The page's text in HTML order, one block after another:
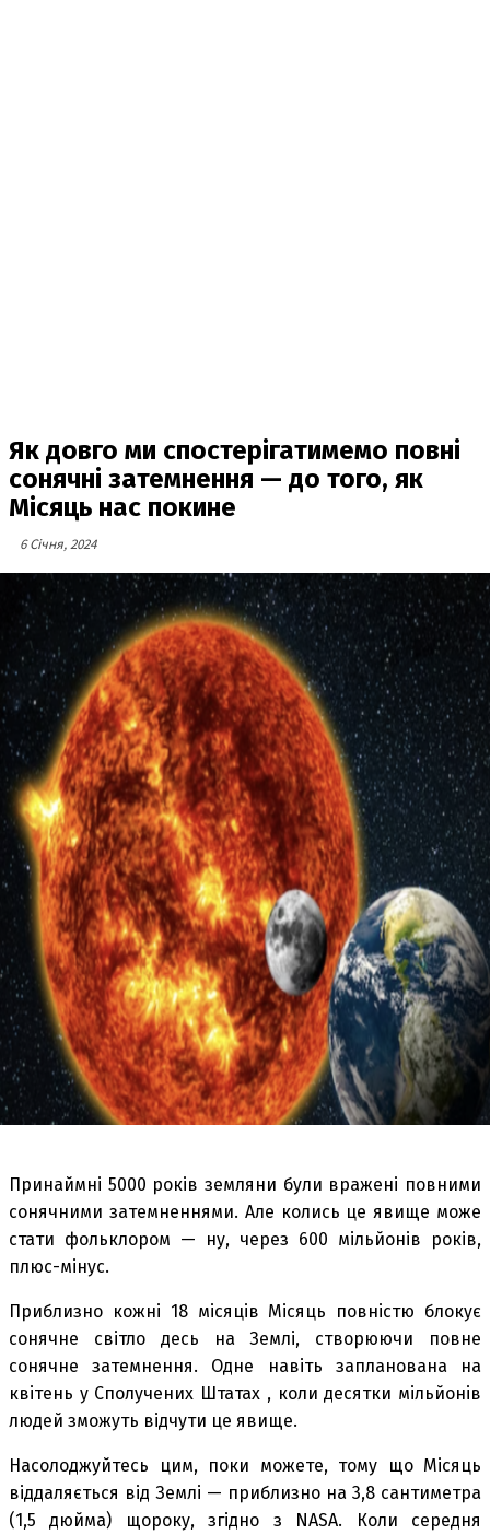
Як довго ми спостерігатимемо повні
сонячні затемнення — до того, як
Місяць нас покине
6 Січня, 2024
Принаймні 5000 років земляни були вражені повними
сонячними затемненнями. Але колись це явище може
стати фольклором — ну, через 600 мільйонів років,
плюс-мінус.
Приблизно кожні 18 місяців Місяць повністю блокує
сонячне світло десь на Землі, створюючи повне
сонячне затемнення. Одне навіть запланована на
квітень у Сполучених Штатах , коли десятки мільйонів
людей зможуть відчути це явище.
Насолоджуйтесь цим, поки можете, тому що Місяць
віддаляється від Землі — приблизно на 3,8 сантиметра
(1,5 дюйма) щороку, згідно з NASA. Коли середня